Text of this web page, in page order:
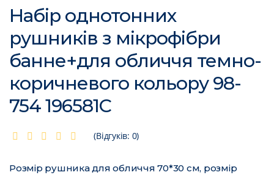
Набір однотонних
рушників з мікрофібри
банне+для обличчя темно-
коричневого кольору 98-
754 196581C
(Відгуків: 0)
Розмір рушника для обличчя 70*30 см, розмір